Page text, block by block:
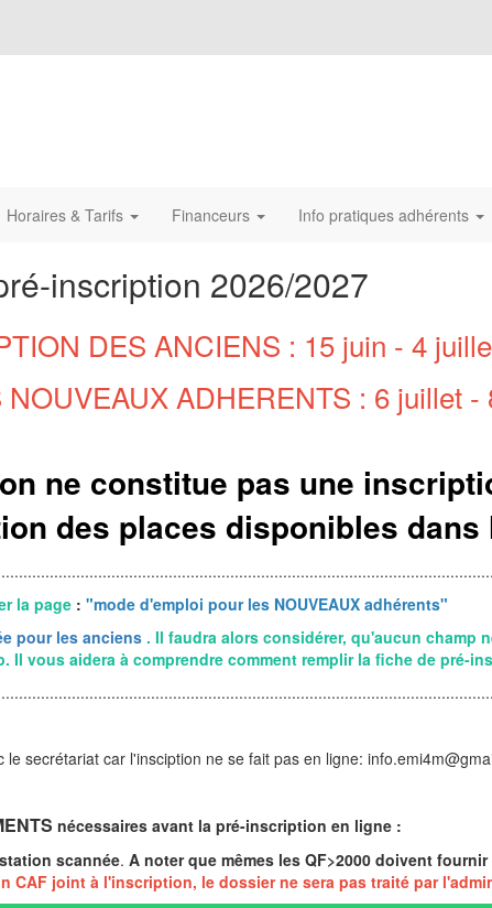
Horaires & Tarifs Financeurs Info pratiques adhérents
inscription 2026/2027
DES ANCIENS : 15 juin - 4
ADHERENTS : 6 juillet -
ne constitue pas une
des places disponibles
la page : "mode d'emploi pour les NOUVEAUX adhérents"
pour les anciens . Il faudra alors considérer, qu'aucun champ
Il vous aidera à comprendre comment remplir la fiche de pré-
secrétariat car l'insciption ne se fait pas en ligne:
nécessaires avant la pré-inscription en ligne :
scannée. A noter que mêmes les QF>2000 doivent
CAF joint à l'inscription, le dossier ne sera pas traité par